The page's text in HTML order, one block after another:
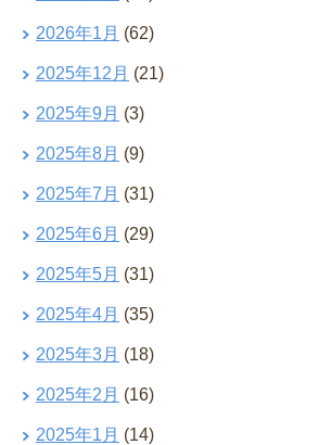
2026年1月 (62)
2025年12月 (21)
2025年9月 (3)
2025年8月 (9)
2025年7月 (31)
2025年6月 (29)
2025年5月 (31)
2025年4月 (35)
2025年3月 (18)
2025年2月 (16)
2025年1月 (14)